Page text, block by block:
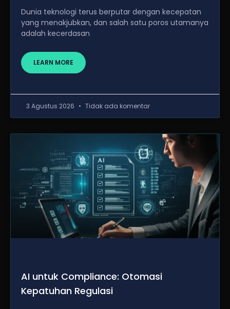
Dunia teknologi terus berputar dengan kecepatan
yang menakjubkan, dan salah satu poros utamanya
adalah kecerdasan
LEARN MORE
3 Agustus 2026 Tidak ada komentar
AI untuk Compliance: Otomasi
Kepatuhan Regulasi